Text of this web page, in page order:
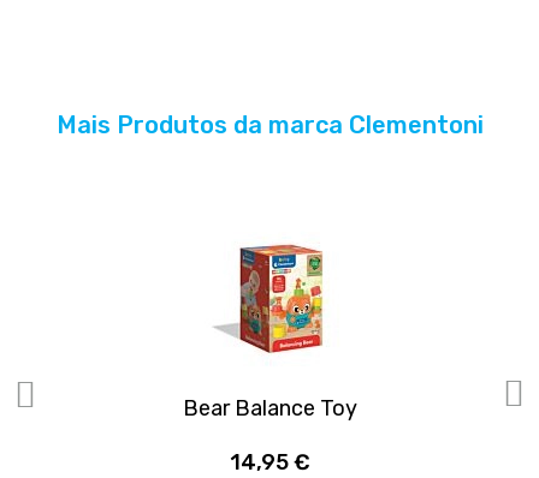
Mais Produtos da marca Clementoni
Bear Balance Toy
14,95 €